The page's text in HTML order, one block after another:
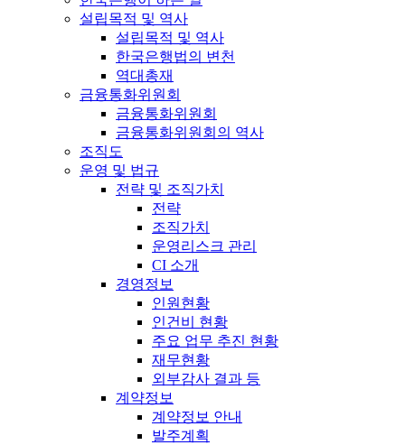
설립목적 및 역사
설립목적 및 역사
한국은행법의 변천
역대총재
금융통화위원회
금융통화위원회
금융통화위원회의 역사
조직도
운영 및 법규
전략 및 조직가치
전략
조직가치
운영리스크 관리
CI 소개
경영정보
인원현황
인건비 현황
주요 업무 추진 현황
재무현황
외부감사 결과 등
계약정보
계약정보 안내
발주계획